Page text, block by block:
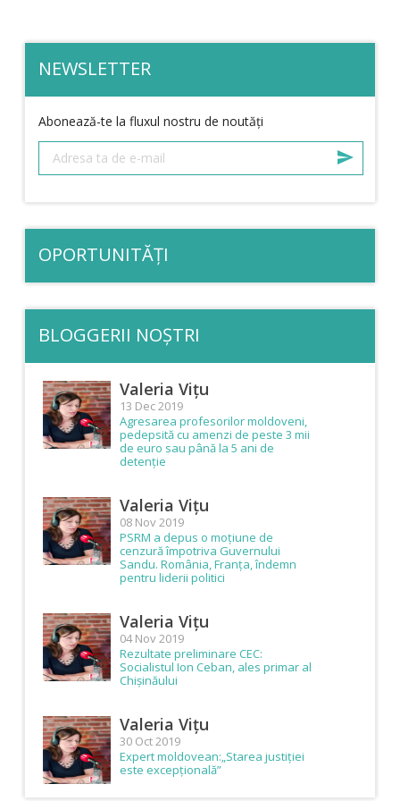
NEWSLETTER
Abonează-te la fluxul nostru de noutăți
OPORTUNITĂȚI
BLOGGERII NOȘTRI
Valeria Vițu
13 Dec 2019
Agresarea profesorilor moldoveni,
pedepsită cu amenzi de peste 3 mii
de euro sau până la 5 ani de
detenție
Valeria Vițu
08 Nov 2019
PSRM a depus o moțiune de
cenzură împotriva Guvernului
Sandu. România, Franța, îndemn
pentru liderii politici
Valeria Vițu
04 Nov 2019
Rezultate preliminare CEC:
Socialistul Ion Ceban, ales primar al
Chișinăului
Valeria Vițu
30 Oct 2019
Expert moldovean:„Starea justiției
este excepțională”